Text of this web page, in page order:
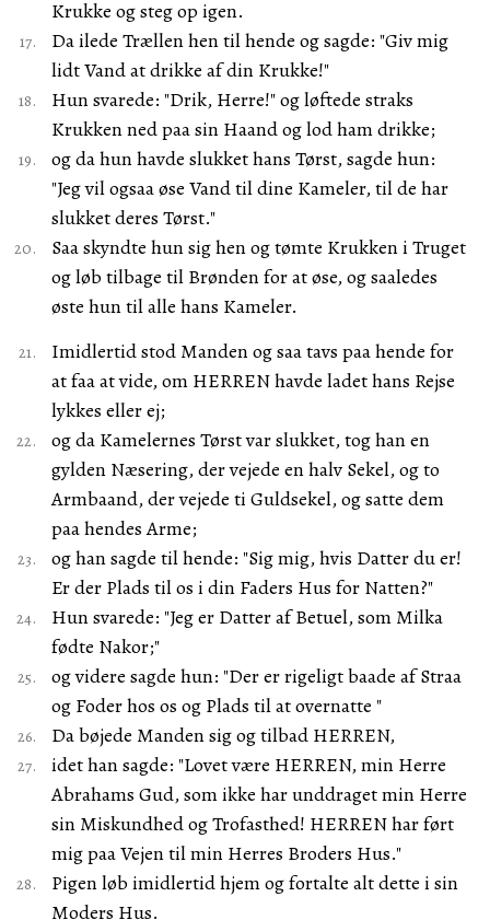
Krukke og steg op igen.
Da ilede Trællen hen til hende og sagde: "Giv mig
lidt Vand at drikke af din Krukke!"
Hun svarede: "Drik, Herre!" og løftede straks
Krukken ned paa sin Haand og lod ham drikke;
og da hun havde slukket hans Tørst, sagde hun:
"Jeg vil ogsaa øse Vand til dine Kameler, til de har
slukket deres Tørst."
Saa skyndte hun sig hen og tømte Krukken i Truget
og løb tilbage til Brønden for at øse, og saaledes
øste hun til alle hans Kameler.
Imidlertid stod Manden og saa tavs paa hende for
at faa at vide, om HERREN havde ladet hans Rejse
lykkes eller ej;
og da Kamelernes Tørst var slukket, tog han en
gylden Næsering, der vejede en halv Sekel, og to
Armbaand, der vejede ti Guldsekel, og satte dem
paa hendes Arme;
og han sagde til hende: "Sig mig, hvis Datter du er!
Er der Plads til os i din Faders Hus for Natten?"
Hun svarede: "Jeg er Datter af Betuel, som Milka
fødte Nakor;"
og videre sagde hun: "Der er rigeligt baade af Straa
og Foder hos os og Plads til at overnatte "
Da bøjede Manden sig og tilbad HERREN,
idet han sagde: "Lovet være HERREN, min Herre
Abrahams Gud, som ikke har unddraget min Herre
sin Miskundhed og Trofasthed! HERREN har ført
mig paa Vejen til min Herres Broders Hus."
Pigen løb imidlertid hjem og fortalte alt dette i sin
Moders Hus.